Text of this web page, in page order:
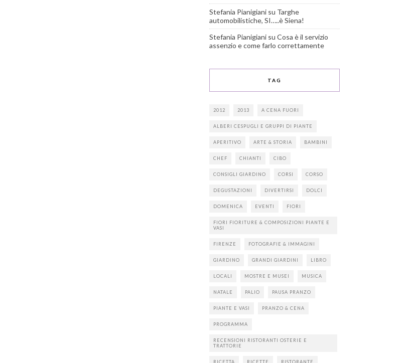
Stefania Pianigiani su Targhe
automobilistiche, SI…..è Siena!
Stefania Pianigiani su Cosa è il servizio
assenzio e come farlo correttamente
TAG
2012 2013 A CENA FUORI
ALBERI CESPUGLI E GRUPPI DI PIANTE
APERITIVO ARTE & STORIA BAMBINI
CHEF CHIANTI CIBO
CONSIGLI GIARDINO CORSI CORSO
DEGUSTAZIONI DIVERTIRSI DOLCI
DOMENICA EVENTI FIORI
FIORI FIORITURE & COMPOSIZIONI PIANTE E
VASI
FIRENZE FOTOGRAFIE & IMMAGINI
GIARDINO GRANDI GIARDINI LIBRO
LOCALI MOSTRE E MUSEI MUSICA
NATALE PALIO PAUSA PRANZO
PIANTE E VASI PRANZO & CENA
PROGRAMMA
RECENSIONI RISTORANTI OSTERIE E
TRATTORIE
RICETTA RICETTE RISTORANTE